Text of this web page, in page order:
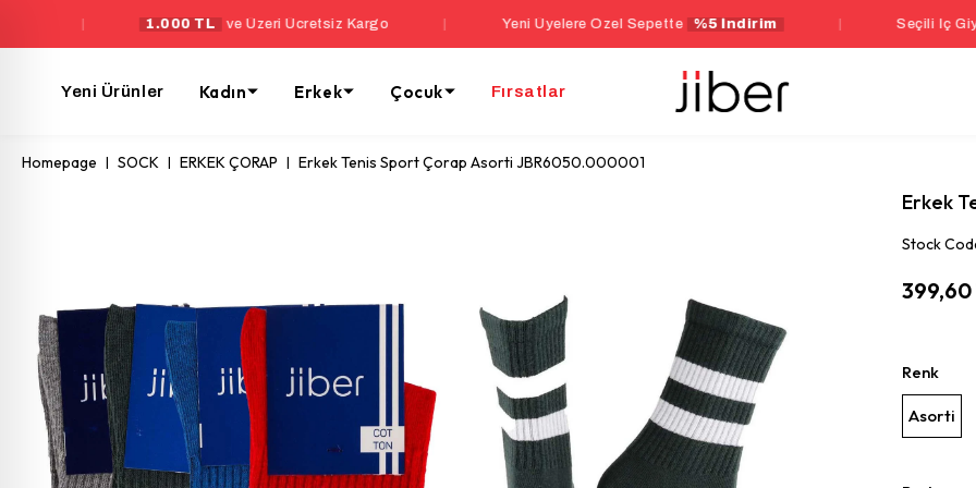
1.000 TL ve Üzeri Ücretsiz Kargo | Yeni Üyelere Özel Sepette %5 İndirim | Seçili İç Giyim
Yeni Ürünler Kadın Erkek Çocuk Fırsatlar
Homepage SOCK ERKEK ÇORAP Erkek Tenis Sport Çorap Asorti JBR6050.000001
Erkek
Stock
399,60
Renk
Asorti